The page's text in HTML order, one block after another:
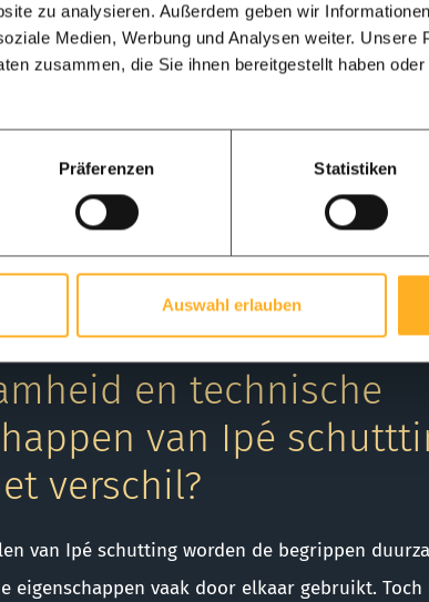
zu analysieren. Außerdem geben wir
Medien, Werbung und Analysen weiter. Unsere
zusammen, die Sie ihnen bereitgestellt haben
Präferenzen Statistiken
Auswahl erlauben
waardoor de tuin groter lijkt.
• HERKOMST - TECHNISCHE
en technische
van Ipé
verschil?
van Ipé schutting worden de begrippen
eigenschappen vaak door elkaar gebruikt. Toch